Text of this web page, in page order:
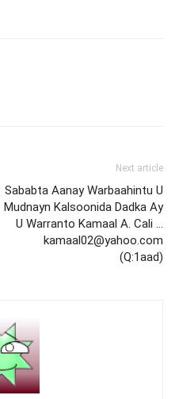
Next article
Sababta Aanay Warbaahintu U
Mudnayn Kalsoonida Dadka Ay
U Warranto Kamaal A. Cali …
kamaal02@yahoo.com
(Q:1aad)